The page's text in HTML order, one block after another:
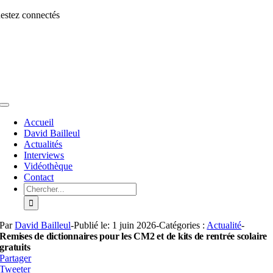
Allerconnectés
Toggle
NavigationAccueil
David Bailleul
Actualités
Interviews
Vidéothèque
Contact
Rechercher:
ParDavid Bailleul-Publié le: 1 juin 2026-Catégories : Actualité-
Remises de dictionnaires pour les CM2 et de kits de rentrée scolaire
gratuits
Partager
Tweeter